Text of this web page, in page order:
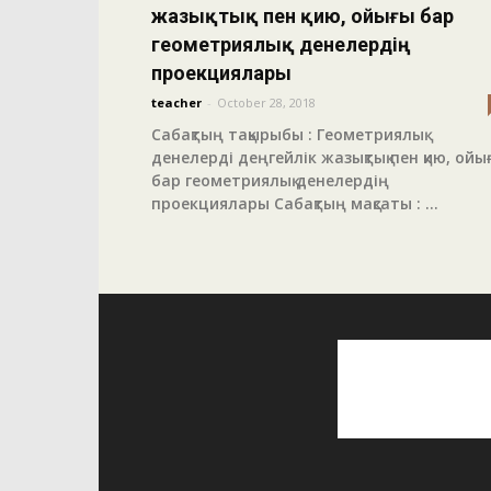
жазықтық пен қию, ойығы бар
геометриялық денелердің
проекциялары
teacher - October 28, 2018
Сабақтың тақырыбы : Геометриялық
денелерді деңгейлік жазықтық пен қию,
бар геометриялық денелердің
проекциялары Сабақтың мақсаты : ...